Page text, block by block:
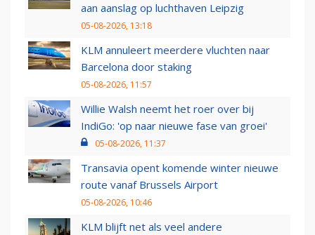
aan aanslag op luchthaven Leipzig
05-08-2026, 13:18
KLM annuleert meerdere vluchten naar
Barcelona door staking
05-08-2026, 11:57
Willie Walsh neemt het roer over bij
IndiGo: 'op naar nieuwe fase van groei'
05-08-2026, 11:37
Transavia opent komende winter nieuwe
route vanaf Brussels Airport
05-08-2026, 10:46
KLM blijft net als veel andere